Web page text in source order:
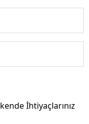
İhtiyaçlarınız